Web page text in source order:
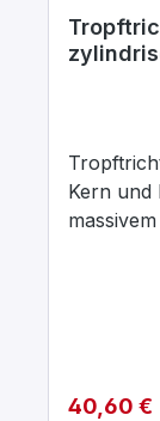
Kern und
40,60 €